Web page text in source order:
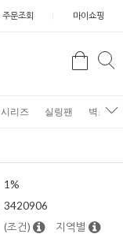
주문조회 마이쇼핑
검
시리즈 실링팬 벽조명
1%
3420906
(조건) 지역별